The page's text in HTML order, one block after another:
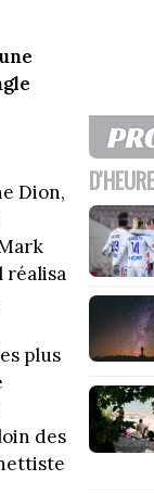
Dion,
réalisa
plus
des